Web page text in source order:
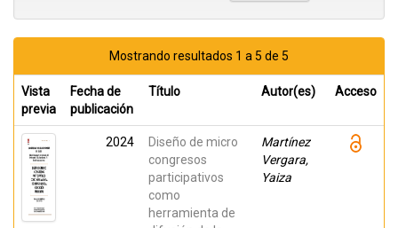
Mostrando resultados 1 a 5 de 5
Vista
previa
Fecha de
publicación
Título Autor(es) Acceso
2024
Diseño de micro
congresos
participativos
como
herramienta de
Martínez
Vergara,
Yaiza